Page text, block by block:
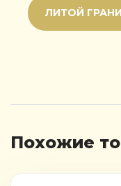
ЛИТОЙ
Похожие